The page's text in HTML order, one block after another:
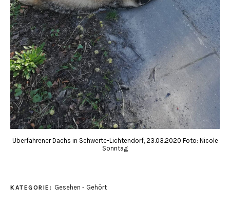
Überfahrener Dachs in Schwerte-Lichtendorf, 23.03.2020 Foto: Nicole
Sonntag
KATEGORIE: Gesehen - Gehört